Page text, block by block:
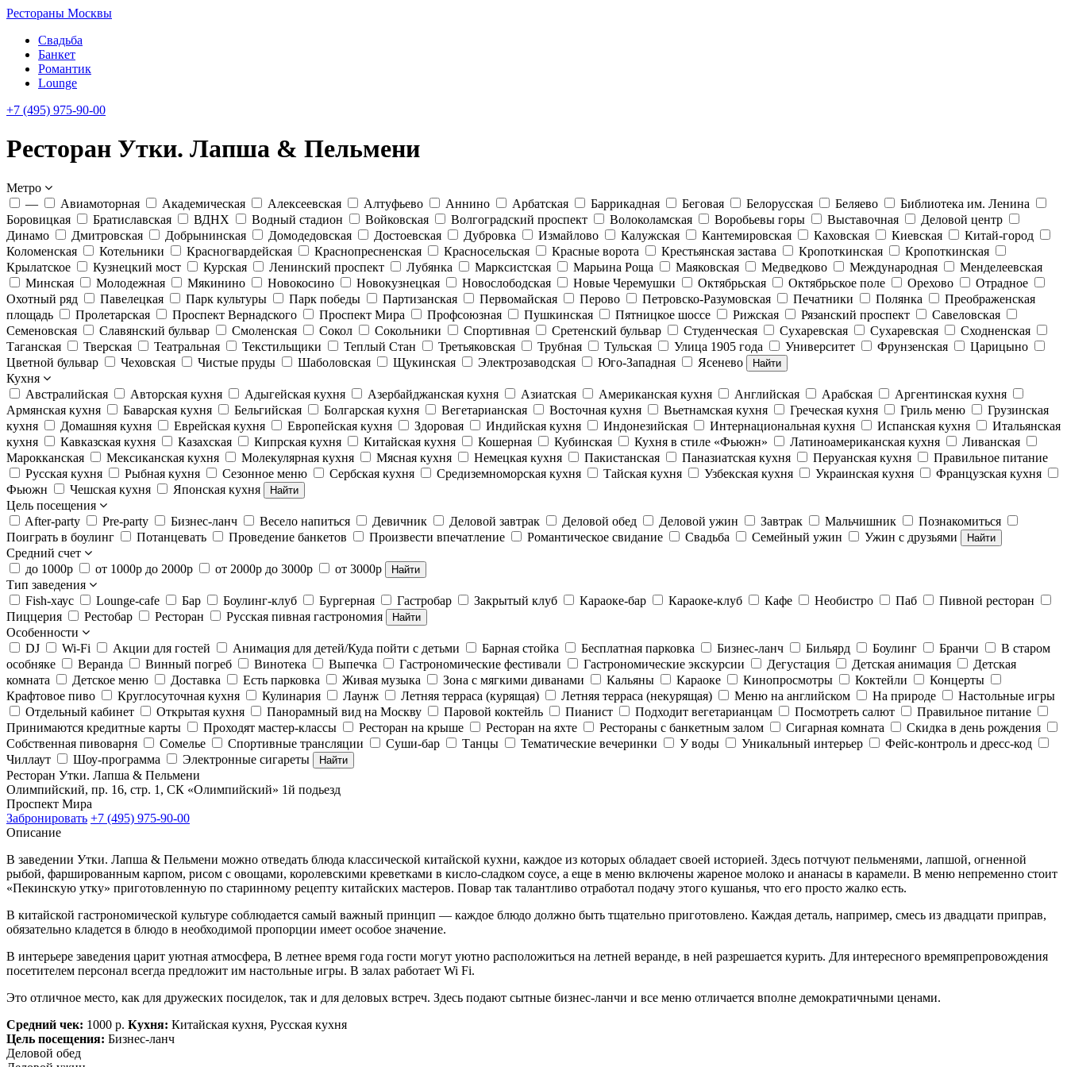
Рестораны Москвы
Свадьба
Банкет
Романтик
Lounge
+7 (495) 975-90-00
Ресторан Утки. Лапша & Пельмени
Метро
—
Авиамоторная Академическая Алексеевская Алтуфьево Аннино Арбатская Баррикадная Беговая Белорусская Беляево
Библиотека им. Ленина
Боровицкая
Братиславская ВДНХ Водный стадион Войковская Волгоградский проспект Волоколамская Воробьевы горы Выставочная
Деловой центр
Динамо
Дмитровская Добрынинская Домодедовская Достоевская Дубровка Измайлово Калужская Кантемировская Каховская Киевская
Китай-город
Коломенская
Котельники Красногвардейская Краснопресненская Красносельская Красные ворота Крестьянская застава Кропоткинская
Кропоткинская
Крылатское
Кузнецкий мост Курская Ленинский проспект Лубянка Марксистская Марьина Роща Маяковская Медведково Международная
Менделеевская
Минская
Молодежная Мякинино Новокосино Новокузнецкая Новослободская Новые Черемушки Октябрьская Октябрьское поле Орехово
Отрадное
Охотный ряд
Павелецкая Парк культуры Парк победы Партизанская Первомайская Перово Петровско-Разумовская Печатники Полянка
Преображенская
площадь
Пролетарская Проспект Вернадского Проспект Мира Профсоюзная Пушкинская Пятницкое шоссе Рижская Рязанский проспект
Савеловская
Семеновская
Славянский бульвар Смоленская Сокол Сокольники Спортивная Сретенский бульвар Студенческая Сухаревская Сухаревская
Сходненская
Таганская
Тверская Театральная Текстильщики Теплый Стан Третьяковская Трубная Тульская Улица 1905 года Университет Фрунзенская
Царицыно
Цветной бульвар
Чеховская Чистые пруды Шаболовская Щукинская Электрозаводская Юго-Западная Ясенево Найти
Кухня
Австралийская
Авторская кухня Адыгейская кухня Азербайджанская кухня Азиатская Американская кухня Английская Арабская
Аргентинская кухня
Армянская кухня
Баварская кухня Бельгийская Болгарская кухня Вегетарианская Восточная кухня Вьетнамская кухня Греческая кухня Гриль меню
Грузинская
кухня
Домашняя кухня Еврейская кухня Европейская кухня Здоровая Индийская кухня Индонезийская Интернациональная кухня Испанская кухня
Итальянская
кухня
Кавказская кухня Казахская Кипрская кухня Китайская кухня Кошерная Кубинская Кухня в стиле «Фьюжн» Латиноамериканская кухня
Ливанская
Марокканская
Мексиканская кухня Молекулярная кухня Мясная кухня Немецкая кухня Пакистанская Паназиатская кухня Перуанская кухня
Правильное питание
Русская кухня
Рыбная кухня Сезонное меню Сербская кухня Средиземноморская кухня Тайская кухня Узбекская кухня Украинская кухня
Французская кухня
Фьюжн
Чешская кухня Японская кухня Найти
Цель посещения
After-party
Pre-party Бизнес-ланч Весело напиться Девичник Деловой завтрак Деловой обед Деловой ужин Завтрак Мальчишник
Познакомиться
Поиграть в боулинг
Потанцевать Проведение банкетов Произвести впечатление Романтическое свидание Свадьба Семейный ужин Ужин с друзьями Найти
Средний счет
до 1000р
от 1000р до 2000р от 2000р до 3000р от 3000р Найти
Тип заведения
Fish-хаус
Lounge-cafe Бар Боулинг-клуб Бургерная Гастробар Закрытый клуб Караоке-бар Караоке-клуб Кафе Необистро Паб
Пивной ресторан
Пиццерия
Рестобар Ресторан Русская пивная гастрономия Найти
Особенности
DJ
Wi-Fi Акции для гостей Анимация для детей/Куда пойти с детьми Барная стойка Бесплатная парковка Бизнес-ланч Бильярд Боулинг Бранчи
В старом
особняке
Веранда Винный погреб Винотека Выпечка Гастрономические фестивали Гастрономические экскурсии Дегустация Детская анимация
Детская
комната
Детское меню Доставка Есть парковка Живая музыка Зона с мягкими диванами Кальяны Караоке Кинопросмотры Коктейли
Концерты
Крафтовое пиво
Круглосуточная кухня Кулинария Лаунж Летняя терраса (курящая) Летняя терраса (некурящая) Меню на английском На природе
Настольные игры
Отдельный кабинет
Открытая кухня Панорамный вид на Москву Паровой коктейль Пианист Подходит вегетарианцам Посмотреть салют
Правильное питание
Принимаются кредитные карты
Проходят мастер-классы Ресторан на крыше Ресторан на яхте Рестораны с банкетным залом Сигарная комната
Скидка в день рождения
Собственная пивоварня
Сомелье Спортивные трансляции Суши-бар Танцы Тематические вечеринки У воды Уникальный интерьер
Фейс-контроль и дресс-код
Чиллаут
Шоу-программа Электронные сигареты Найти
Ресторан Утки. Лапша & Пельмени
Олимпийский, пр. 16, стр. 1, СК «Олимпийский» 1й подьезд
Проспект Мира
Забронировать +7 (495) 975-90-00
Описание
В заведении Утки. Лапша & Пельмени можно отведать блюда классической китайской кухни, каждое из которых обладает своей историей. Здесь потчуют пельменями, лапшой, огненной
рыбой, фаршированным карпом, рисом с овощами, королевскими креветками в кисло-сладком соусе, а еще в меню включены жареное молоко и ананасы в карамели. В меню непременно стоит
«Пекинскую утку» приготовленную по старинному рецепту китайских мастеров. Повар так талантливо отработал подачу этого кушанья, что его просто жалко есть.
В китайской гастрономической культуре соблюдается самый важный принцип — каждое блюдо должно быть тщательно приготовлено. Каждая деталь, например, смесь из двадцати приправ,
обязательно кладется в блюдо в необходимой пропорции имеет особое значение.
В интерьере заведения царит уютная атмосфера, В летнее время года гости могут уютно расположиться на летней веранде, в ней разрешается курить. Для интересного времяпрепровождения
посетителем персонал всегда предложит им настольные игры. В залах работает Wi Fi.
Это отличное место, как для дружеских посиделок, так и для деловых встреч. Здесь подают сытные бизнес-ланчи и все меню отличается вполне демократичными ценами.
Средний чек: 1000 р. Кухня: Китайская кухня, Русская кухня
Цель посещения: Бизнес-ланч
Деловой обед